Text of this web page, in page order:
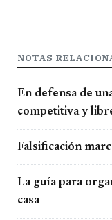
NOTAS
En defensa de
competitiva y
Falsificación
La guía para
casa